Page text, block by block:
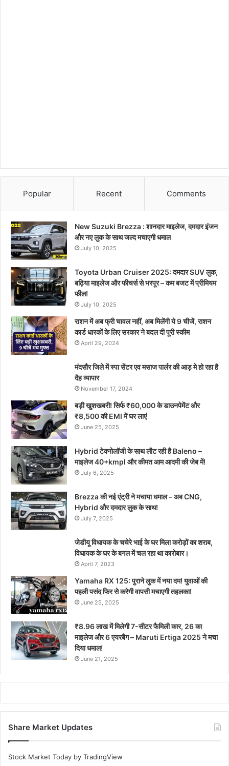
Popular Recent Comments
New Suzuki Brezza : शानदार माइलेज, दमदार इंजन
और नए लुक के साथ जल्द मचाएगी धमाल
July 10, 2025
Toyota Urban Cruiser 2025: दमदार SUV लुक,
बढ़िया माइलेज और फीचर्स से भरपूर – कम बजट में प्रीमियम
फील!
July 10, 2025
राशन में अब फ्री चावल नहीं, अब मिलेंगी ये 9 चीजें, राशन
कार्ड धारकों के लिए सरकार ने बदल दी पूरी स्कीम
April 29, 2024
मंदसौर जिले में स्पा सेंटर एव मसाज पार्लर की आड़ मे हो रहा है
दैह व्यापार
November 17, 2024
बड़ी खुशखबरी! सिर्फ ₹60,000 के डाउनपेमेंट और
₹8,500 की EMI में घर लाएं
June 25, 2025
Hybrid टेक्नोलॉजी के साथ लौट रही है Baleno –
माइलेज 40+kmpl और कीमत आम आदमी की जेब में!
July 6, 2025
Brezza की नई एंट्री ने मचाया धमाल – अब CNG,
Hybrid और दमदार लुक के साथ!
July 7, 2025
जेडीयू विधायक के चचेरे भाई के घर मिला करोड़ों का शराब,
विधायक के घर के बगल में चल रहा था कारोबार।
April 7, 2023
Yamaha RX 125: पुराने लुक में नया दम! युवाओं की
पहली पसंद फिर से करेगी वापसी मचाएगी तहलका!
June 25, 2025
₹8.96 लाख में मिलेगी 7-सीटर फैमिली कार, 26 का
माइलेज और 6 एयरबैग – Maruti Ertiga 2025 ने मचा
दिया धमाल!
June 21, 2025
Share Market Updates
Stock Market Today by TradingView